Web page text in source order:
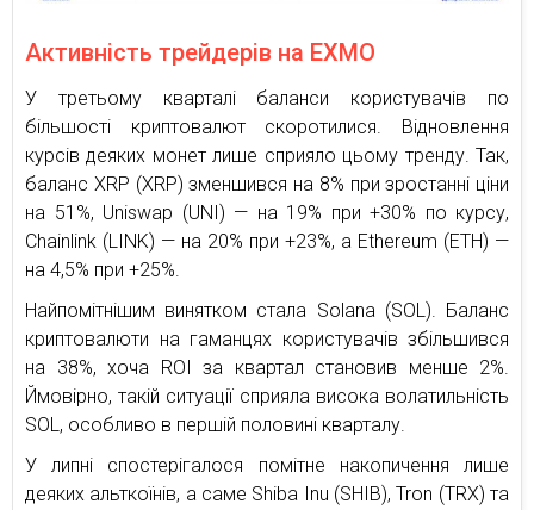
Активність трейдерів на EXMO
У третьому кварталі баланси користувачів по
більшості криптовалют скоротилися. Відновлення
курсів деяких монет лише сприяло цьому тренду. Так,
баланс XRP (XRP) зменшився на 8% при зростанні ціни
на 51%, Uniswap (UNI) — на 19% при +30% по курсу,
Chainlink (LINK) — на 20% при +23%, а Ethereum (ETH) —
на 4,5% при +25%.
Найпомітнішим винятком стала Solana (SOL). Баланс
криптовалюти на гаманцях користувачів збільшився
на 38%, хоча ROI за квартал становив менше 2%.
Ймовірно, такій ситуації сприяла висока волатильність
SOL, особливо в першій половині кварталу.
У липні спостерігалося помітне накопичення лише
деяких альткоїнів, а саме Shiba Inu (SHIB), Tron (TRX) та